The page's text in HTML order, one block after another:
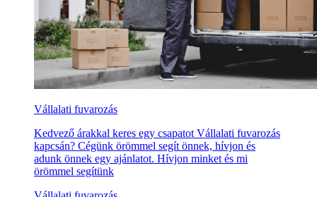
Vállalati fuvarozás
Kedvező árakkal keres egy csapatot Vállalati fuvarozás
kapcsán? Cégünk örömmel segít önnek, hívjon és
adunk önnek egy ajánlatot. Hívjon minket és mi
örömmel segítünk